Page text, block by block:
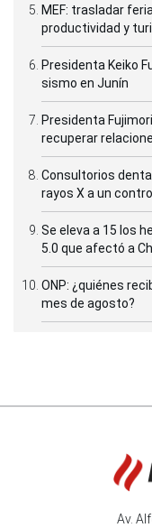
MEF: trasladar
productividad y
Presidenta Keiko
sismo en Junín
Presidenta
recuperar
Consultorios
rayos X a un
Se eleva a 15 los
5.0 que afectó a
ONP: ¿quiénes
mes de agosto?
Av.